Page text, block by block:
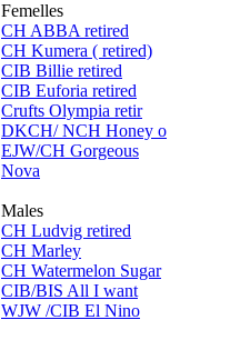
Femelles
CH ABBA retired
CH Kumera ( retired)
CIB Billie retired
CIB Euforia retired
Crufts Olympia retir
DKCH/ NCH Honey o
EJW/CH Gorgeous
Nova
Males
CH Ludvig retired
CH Marley
CH Watermelon Sugar
CIB/BIS All I want
WJW /CIB El Nino